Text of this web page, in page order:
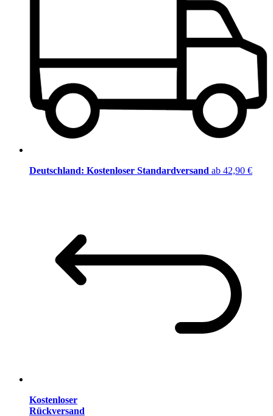
Deutschland: Kostenloser Standardversand ab 42,90 €
Kostenloser
Rückversand